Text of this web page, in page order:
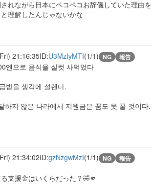
れながら日本にペコペコお辞儀していた理由を
理解したんじゃないかな
21:16:35ID:U3MzIyMTI(1/1) NG 報告
엔으로 음식을 실컷 사먹었다
받을 생각에 설렌다.
하지 않은 나라에서 지원금은 꿈도 못 꿀 것이다.
21:34:02ID:gzNzgwMzI(1/1) NG 報告
支援金はいくらだった？🤣🫵